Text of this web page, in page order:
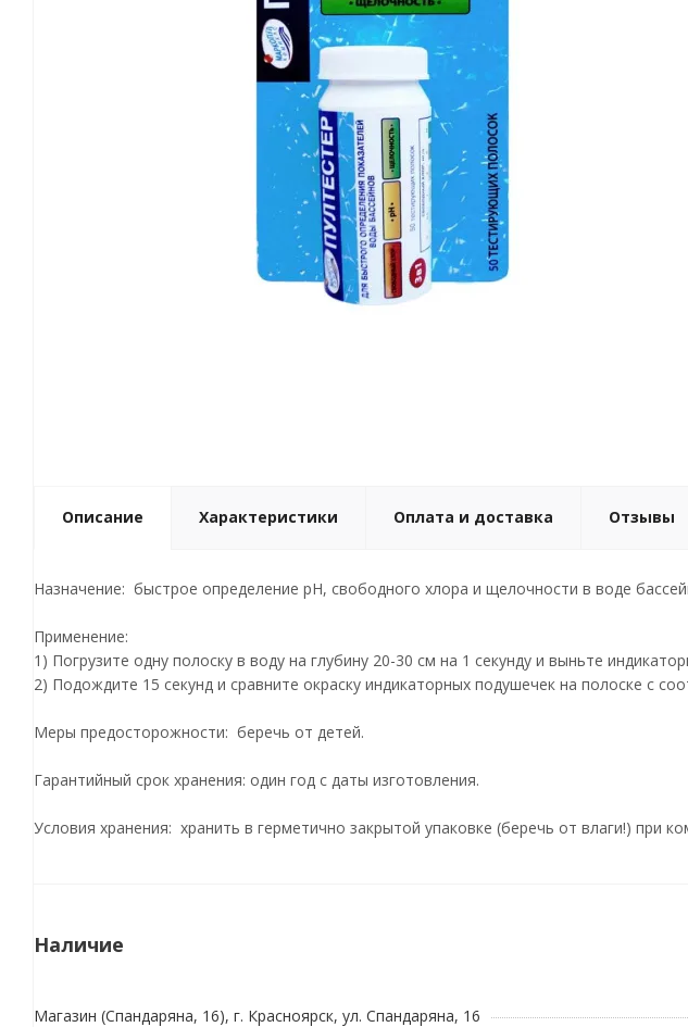
Описание Характеристики Оплата и доставка Отзывы
Назначение: быстрое определение рН, свободного хлора и щелочности в воде
Применение:
1) Погрузите одну полоску в воду на глубину 20-30 см на 1 секунду и выньте
2) Подождите 15 секунд и сравните окраску индикаторных подушечек на полоске с
Меры предосторожности: беречь от детей.
Гарантийный срок хранения: один год с даты изготовления.
Условия хранения: хранить в герметично закрытой упаковке (беречь от влаги!) при
Наличие
Магазин (Спандаряна, 16), г. Красноярск, ул. Спандаряна, 16